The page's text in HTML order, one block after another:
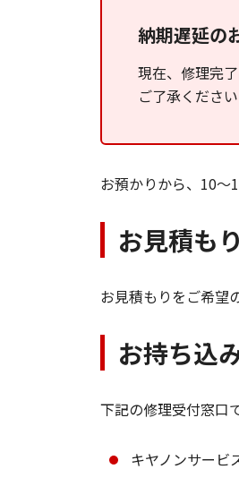
納期遅延の
現在、修理完
ご了承くださ
お預かりから、10～
お見積も
お見積もりをご希望
お持ち込
下記の修理受付窓口
キヤノンサービ